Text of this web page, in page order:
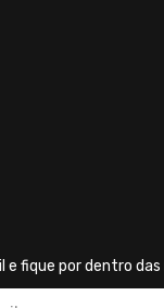
e fique por dentro das